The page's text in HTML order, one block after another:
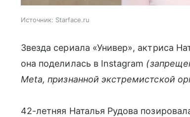
Источник: Starface.ru
Звезда сериала «Универ», актриса
она поделилась в Instagram
Meta, признанной экстремистской
42-летняя Наталья Рудова